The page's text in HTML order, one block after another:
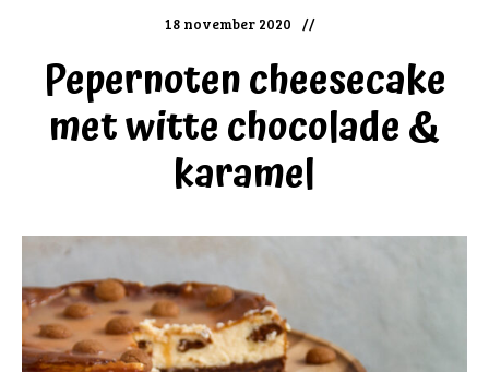
18 november 2020
Pepernoten cheesecake
met witte chocolade &
karamel